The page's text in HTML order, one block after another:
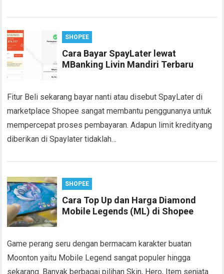
SHOPEE
Cara Bayar SpayLater lewat
MBanking Livin Mandiri Terbaru
Fitur Beli sekarang bayar nanti atau disebut SpayLater di
marketplace Shopee sangat membantu penggunanya untuk
mempercepat proses pembayaran. Adapun limit kredityang
diberikan di Spaylater tidaklah…
SHOPEE
Cara Top Up dan Harga Diamond
Mobile Legends (ML) di Shopee
Game perang seru dengan bermacam karakter buatan
Moonton yaitu Mobile Legend sangat populer hingga
sekarang. Banyak berbagai pilihan Skin, Hero, Item senjata